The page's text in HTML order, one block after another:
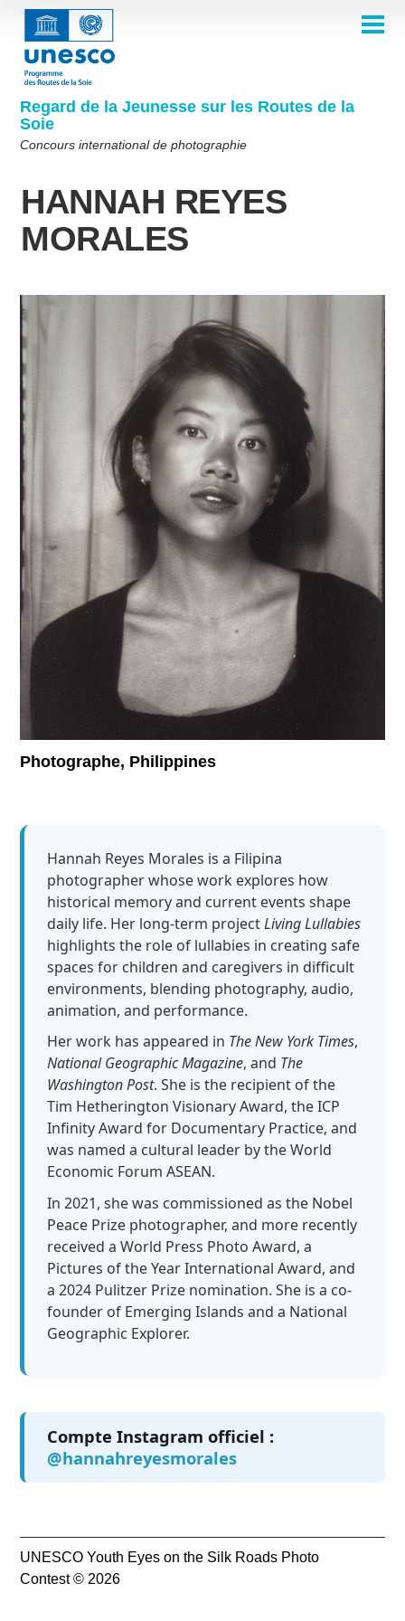
Aller
contenu
principal
Regard de la Jeunesse sur les Routes de la
Soie
Concours international de photographie
Main
navigation Concours 2026
Foire aux questions
Les Routes de la Soie en un coup d'œil
Éditions précédentes du concours
COMITÉ DE SÉLECTION
Comité de sélection 2024
Comité de sélection 2023
Comité de sélection 2022
Comité de sélection 2018
THÈMES
Thème 7e édition
Thème 6e édition
Thème 5e édition
Thèmes 2e édition
Thèmes 1ère édition
Albums photos
Galerie d'inspiration
Lauréats 2024
Lauréats 2021
Lauréats 2019-2020
Lauréats 2018
LAURÉATS 2025
Français
русский
中文 فارسی
Español
Korean
Supported by
User
account
menu
Se connecter
PARTICIPER
HANNAH REYES
MORALES
Photographe, Philippines
Hannah Reyes Morales is a Filipina
photographer whose work explores how
historical memory and current events shape
daily life. Her long-term projectLiving Lullabies
highlights the role of lullabies in creating safe
spaces for children and caregivers in difficult
environments, blending photography, audio,
animation, and performance.
Her work has appeared in The New York Times,
National Geographic Magazine, and The
Washington Post. She is the recipient of the
Tim Hetherington Visionary Award, the ICP
Infinity Award for Documentary Practice, and
was named a cultural leader by the World
Economic Forum ASEAN.
In 2021, she was commissioned as the Nobel
Peace Prize photographer, and more recently
received a World Press Photo Award, a
Pictures of the Year International Award, and
a 2024 Pulitzer Prize nomination. She is a co-
founder of Emerging Islands and a National
Geographic Explorer.
Compte Instagram officiel :
@hannahreyesmorales
UNESCO Youth Eyes on the Silk Roads Photo
Contest © 2026